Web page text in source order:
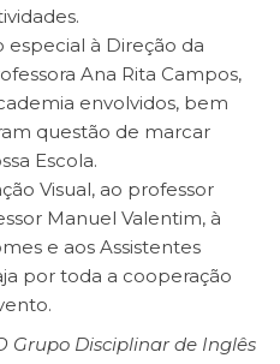
à Direção da
Ana Rita Campos,
envolvidos, bem
questão de marcar
Escola.
Visual, ao professor
Manuel Valentim, à
e aos Assistentes
por toda a cooperação
Grupo Disciplinar de Inglês